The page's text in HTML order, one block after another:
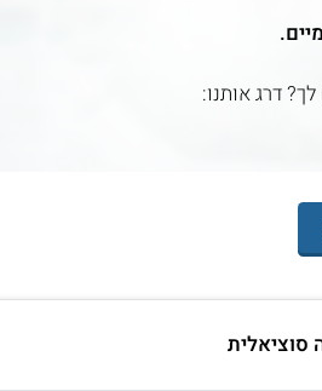
לך? דרג אותנו:
סוציאלית